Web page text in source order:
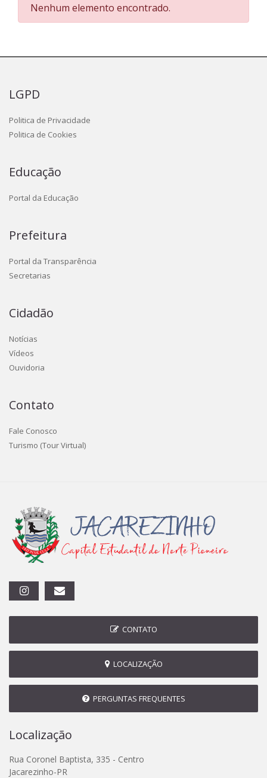
Nenhum elemento encontrado.
LGPD
Politica de Privacidade
Politica de Cookies
Educação
Portal da Educação
Prefeitura
Portal da Transparência
Secretarias
Cidadão
Notícias
Vídeos
Ouvidoria
Contato
Fale Conosco
Turismo (Tour Virtual)
CONTATO
LOCALIZAÇÃO
PERGUNTAS FREQUENTES
Localização
Rua Coronel Baptista, 335 - Centro
Jacarezinho-PR